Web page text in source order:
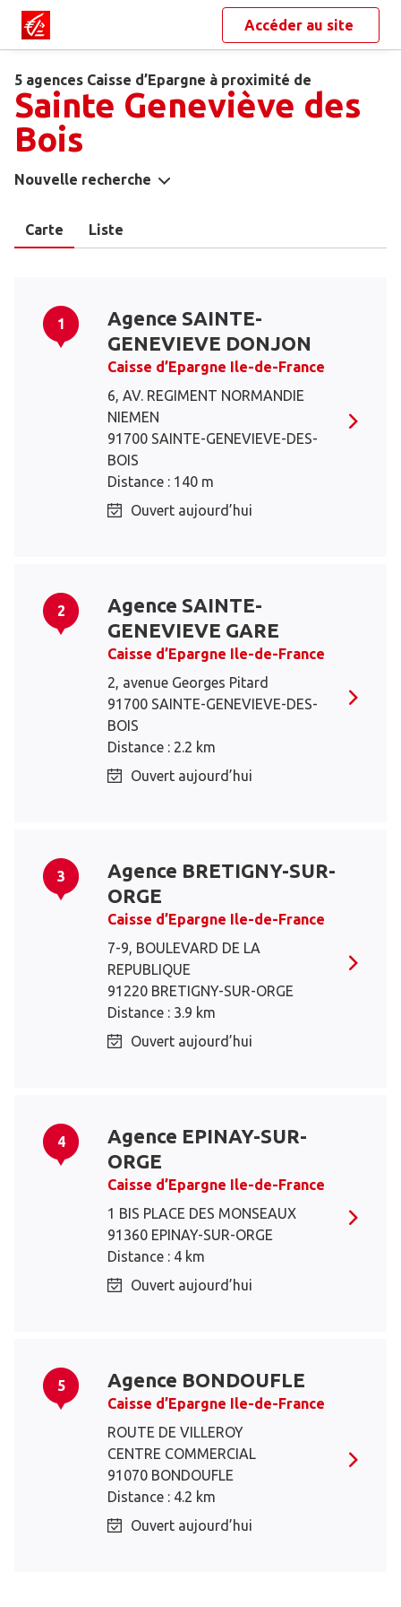
Accéder au site
5 agences Caisse d’Epargne à proximité de
Sainte Geneviève des
Bois
Nouvelle recherche
Carte Liste
1
Agence SAINTE-
GENEVIEVE DONJON
Caisse d’Epargne Ile-de-France
6, AV. REGIMENT NORMANDIE
NIEMEN
91700 SAINTE-GENEVIEVE-DES-
BOIS
Distance : 140 m
Ouvert aujourd’hui
2
Agence SAINTE-
GENEVIEVE GARE
Caisse d’Epargne Ile-de-France
2, avenue Georges Pitard
91700 SAINTE-GENEVIEVE-DES-
BOIS
Distance : 2.2 km
Ouvert aujourd’hui
3
Agence BRETIGNY-SUR-
ORGE
Caisse d’Epargne Ile-de-France
7-9, BOULEVARD DE LA
REPUBLIQUE
91220 BRETIGNY-SUR-ORGE
Distance : 3.9 km
Ouvert aujourd’hui
4
Agence EPINAY-SUR-
ORGE
Caisse d’Epargne Ile-de-France
1 BIS PLACE DES MONSEAUX
91360 EPINAY-SUR-ORGE
Distance : 4 km
Ouvert aujourd’hui
5 Agence BONDOUFLE
Caisse d’Epargne Ile-de-France
ROUTE DE VILLEROY
CENTRE COMMERCIAL
91070 BONDOUFLE
Distance : 4.2 km
Ouvert aujourd’hui